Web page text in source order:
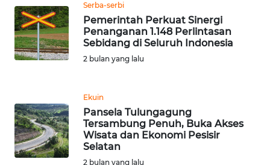
Serba-serbi
Pemerintah Perkuat Sinergi
Penanganan 1.148 Perlintasan
Sebidang di Seluruh Indonesia
2 bulan yang lalu
Ekuin
Pansela Tulungagung
Tersambung Penuh, Buka Akses
Wisata dan Ekonomi Pesisir
Selatan
2 bulan yang lalu
WN
NTB
WN
WN
SULBAR
WN